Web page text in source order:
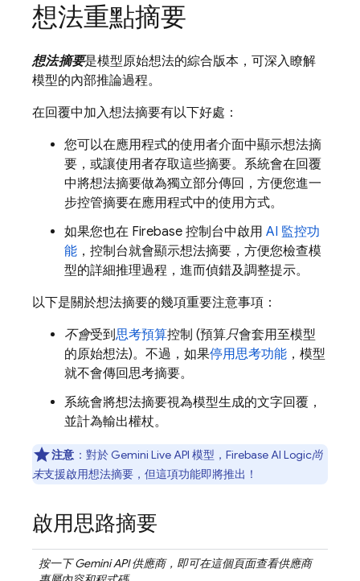
想法重點摘要
想法摘要是模型原始想法的綜合版本，可深入瞭解
模型的內部推論過程。
在回覆中加入想法摘要有以下好處：
您可以在應用程式的使用者介面中顯示想法摘
要，或讓使用者存取這些摘要。系統會在回覆
中將想法摘要做為獨立部分傳回，方便您進一
步控管摘要在應用程式中的使用方式。
如果您也在 Firebase 控制台中啟用 AI 監控功
能 ，控制台就會顯示想法摘要，方便您檢查模
型的詳細推理過程，進而偵錯及調整提示。
以下是關於想法摘要的幾項重要注意事項：
不會受到思考預算控制 (預算只會套用至模型
的原始想法)。不過，如果停用思考功能 ，模型
就不會傳回思考摘要。
系統會將想法摘要視為模型生成的文字回覆，
並計為輸出權杖。
注意 ：對於 Gemini Live API 模型， Firebase AI Logic尚
未支援啟用想法摘要，但這項功能即將推出！
啟用思路摘要
按一下Gemini API供應商，即可在這個頁面查看供應商